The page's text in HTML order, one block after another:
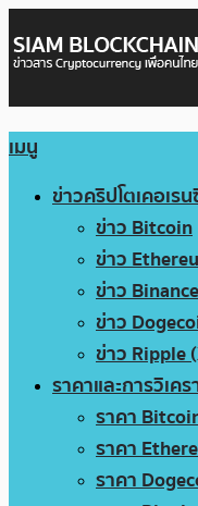
เมนู
ข่าวคริปโตเคอเร
ข่าว Bitcoin
ข่าว
ข่าว
ข่าว
ข่าว Ripple
ราคาและการวิเคร
ราคา
ราคา
ราคา